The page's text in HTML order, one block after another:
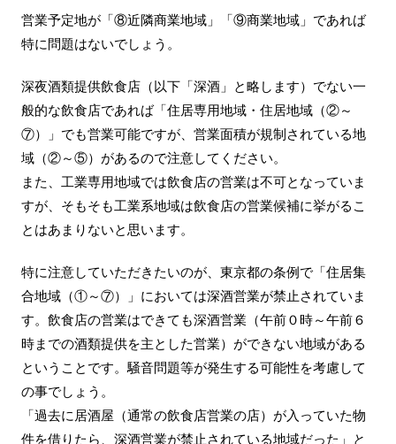
営業予定地が「⑧近隣商業地域」「⑨商業地域」であれば
特に問題はないでしょう。
深夜酒類提供飲食店（以下「深酒」と略します）でない一
般的な飲食店であれば「住居専用地域・住居地域（②～
⑦）」でも営業可能ですが、営業面積が規制されている地
域（②～⑤）があるので注意してください。
また、工業専用地域では飲食店の営業は不可となっていま
すが、そもそも工業系地域は飲食店の営業候補に挙がるこ
とはあまりないと思います。
特に注意していただきたいのが、東京都の条例で「住居集
合地域（①～⑦）」においては深酒営業が禁止されていま
す。飲食店の営業はできても深酒営業（午前０時～午前６
時までの酒類提供を主とした営業）ができない地域がある
ということです。騒音問題等が発生する可能性を考慮して
の事でしょう。
「過去に居酒屋（通常の飲食店営業の店）が入っていた物
件を借りたら、深酒営業が禁止されている地域だった」と